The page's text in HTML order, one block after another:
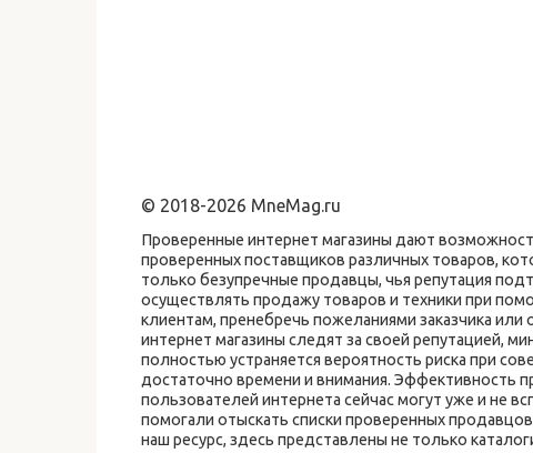
© 2018-2026 MneMag.ru
Проверенные интернет магазины дают
проверенных поставщиков различных товаров,
только безупречные продавцы, чья репутация
осуществлять продажу товаров и техники при
клиентам, пренебречь пожеланиями заказчика
интернет магазины следят за своей репутацией,
полностью устраняется вероятность риска при
достаточно времени и внимания.
пользователей интернета сейчас могут уже и не
помогали отыскать списки проверенных
наш ресурс, здесь представлены не только